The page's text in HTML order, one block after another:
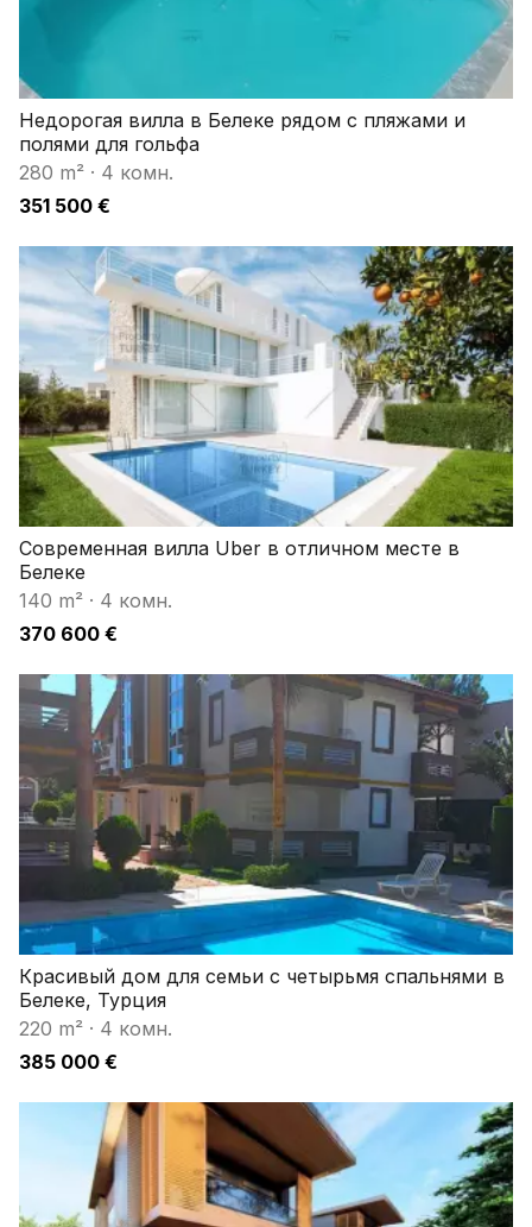
Недорогая вилла в Белеке рядом с пляжами и
полями для гольфа
280 m² · 4 комн.
351 500 €
Современная вилла Uber в отличном месте в
Белеке
140 m² · 4 комн.
370 600 €
Красивый дом для семьи с четырьмя спальнями в
Белеке, Турция
220 m² · 4 комн.
385 000 €